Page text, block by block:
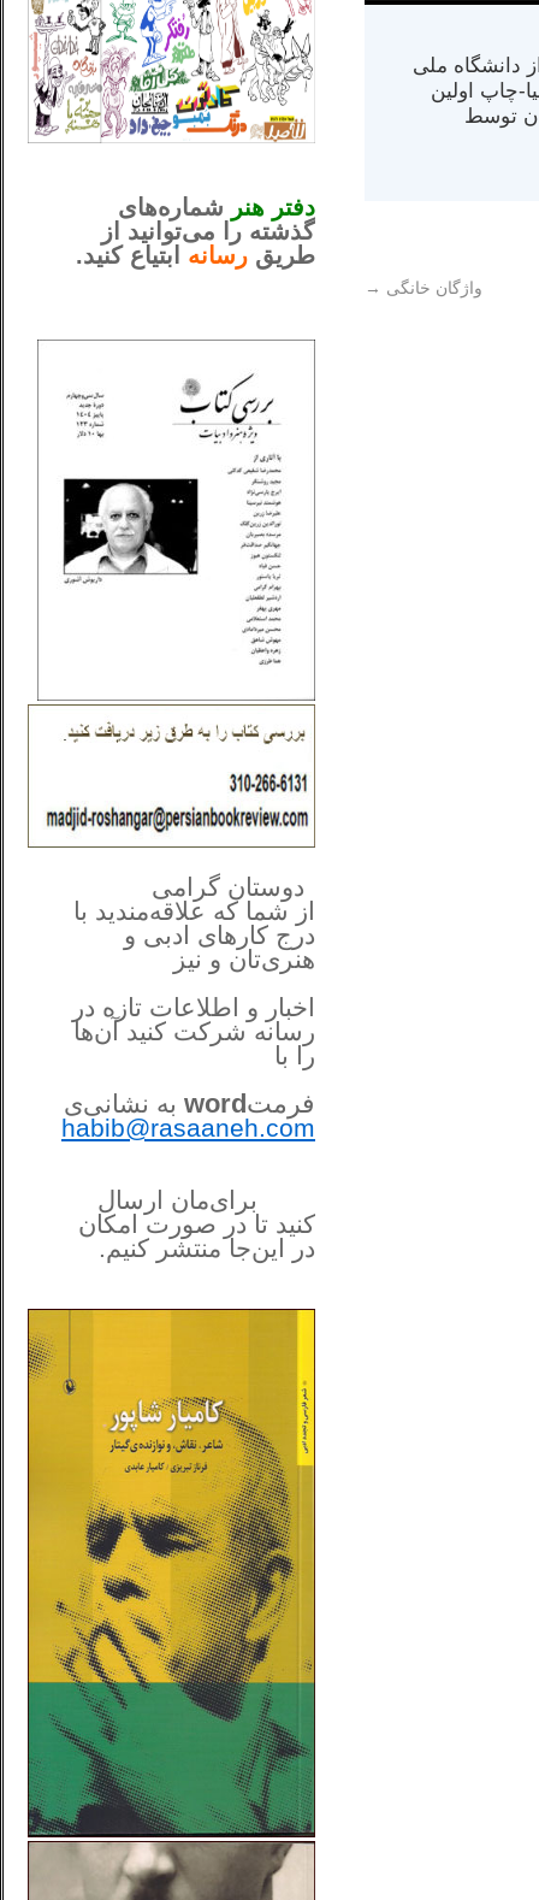
از دانشگاه ملی
در کالیفرنیا-چاپ اولین
در سال ۱۳۸۴ در ایران توسط
واژگان خانگی →
دفتر هنر شماره‌های
گذشته را می‌توانید از
طریق رسانه ابتیاع کنید.
دوستان گرامی
از شما که علاقه‌مندید با
درج کارهای‌ ادبی و
هنری‌تان و نیز
اخبار و اطلاعات تازه در
رسانه شرکت کنید آن‌ها
را با
فرمتword به نشانی‌ی
habib@rasaaneh.com
برای‌مان ارسال
کنید تا در صورت امکان
در این‌جامنتشر کنیم.